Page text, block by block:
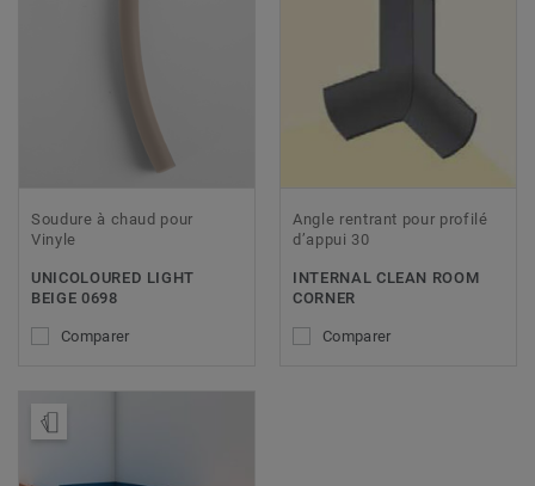
Soudure à chaud pour
Vinyle
UNICOLOURED LIGHT
BEIGE 0698
Comparer
Angle rentrant pour profilé
d’appui 30
INTERNAL CLEAN ROOM
CORNER
Comparer